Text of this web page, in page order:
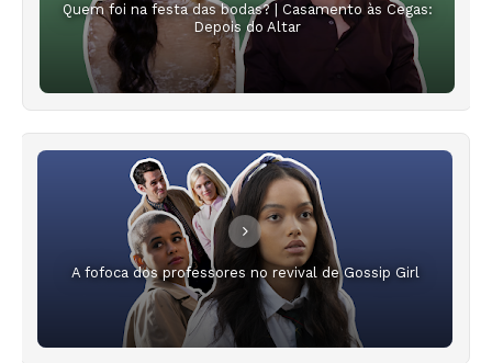
Quem foi na festa das bodas? | Casamento às Cegas:
Depois do Altar
A fofoca dos professores no revival de Gossip Girl